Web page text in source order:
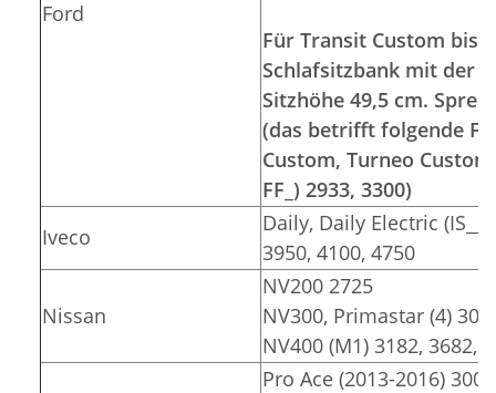
Ford
Für Transit Custom bis
Schlafsitzbank mit der
Sitzhöhe 49,5 cm.
(das betrifft folgende
Custom, Turneo Custom
FF_) 2933, 3300)
Iveco
Daily, Daily Electric
3950, 4100, 4750
Nissan
NV200 2725
NV300, Primastar (4)
NV400 (M1) 3182, 3682,
Pro Ace (2013-2016)